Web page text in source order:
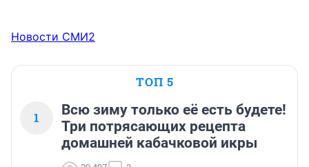
Новости СМИ2
ТОП 5
1
Всю зиму только её есть будете!
Три потрясающих рецепта
домашней кабачковой икры